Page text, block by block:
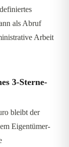
als Abruf
Arbeit
3-Sterne-
bleibt der
Eigentümer-